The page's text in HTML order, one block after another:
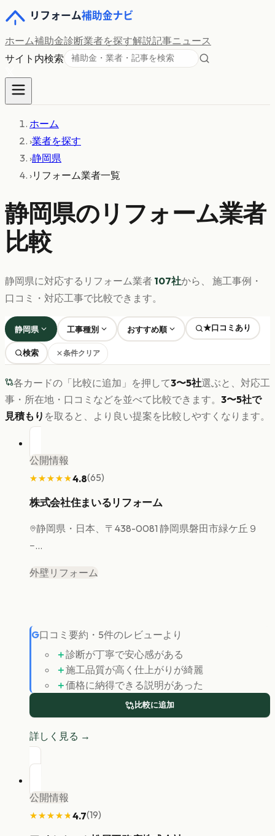
ホーム補助金診断業者を探す解説記事ニュース
サイト内検索
ホーム
›業者を探す
›静岡県
›リフォーム業者一覧
静岡県のリフォーム業者
比較
静岡県に対応するリフォーム業者 107社から、 施工事例・
口コミ・対応工事で比較できます。
静岡県 工事種別 おすすめ順 ★口コミあり
検索 条件クリア
各カードの「比較に追加」を押して3〜5社選ぶと、対応工
事・所在地・口コミなどを並べて比較できます。 3〜5社で
見積もり を取ると、より良い提案を比較しやすくなります。
公開情報
★★★★★
★★★★★4.8(65)
株式会社住まいるリフォーム
静岡県 ・日本、〒438-0081 静岡県磐田市緑ケ丘９
−...
外壁リフォーム
G口コミ要約 ・ 5件のレビューより
＋診断が丁寧で安心感がある
＋施工品質が高く仕上がりが綺麗
＋価格に納得できる説明があった
比較に追加
詳しく見る →
公開情報
★★★★★
★★★★★ 4.7(19)